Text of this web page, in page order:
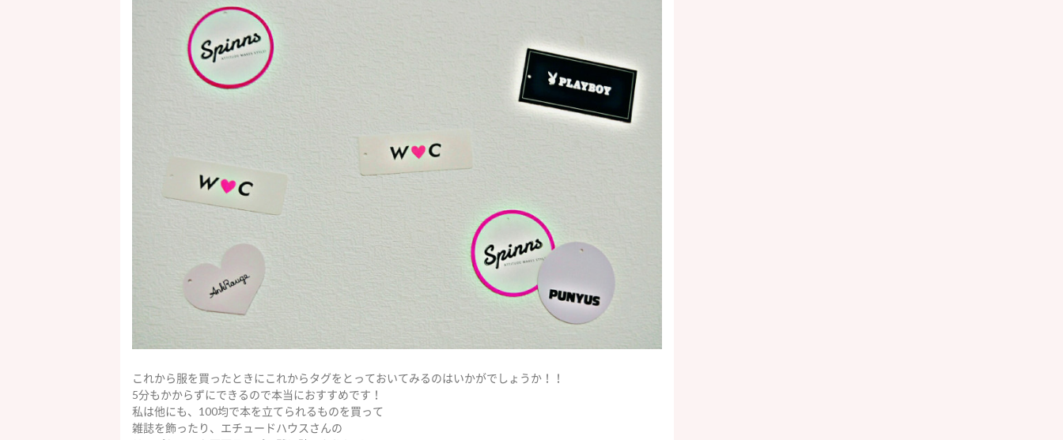
これから服を買ったときにこれからタグをとっておいてみるのはいかがでしょうか！！
5分もかからずにできるので本当におすすめです！
私は他にも、100均で本を立てられるものを買って
雑誌を飾ったり、エチュードハウスさんの